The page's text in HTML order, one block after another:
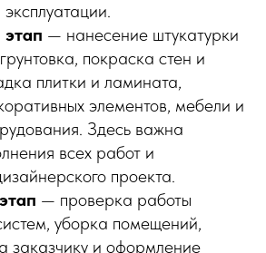
— нанесение штукатурки
покраска стен и
плитки и ламината,
элементов, мебели и
Здесь важна
всех работ и
проекта.
— проверка работы
уборка помещений,
заказчику и оформление